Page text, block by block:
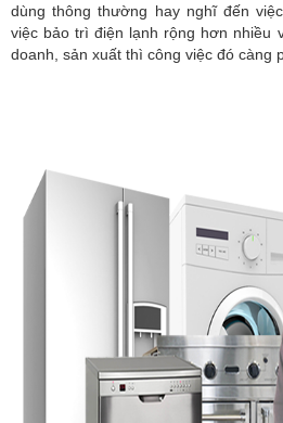
dùng thông thường hay nghĩ đến
việc bảo trì điện lạnh rộng hơn nhiều
doanh, sản xuất thì công việc đó càng